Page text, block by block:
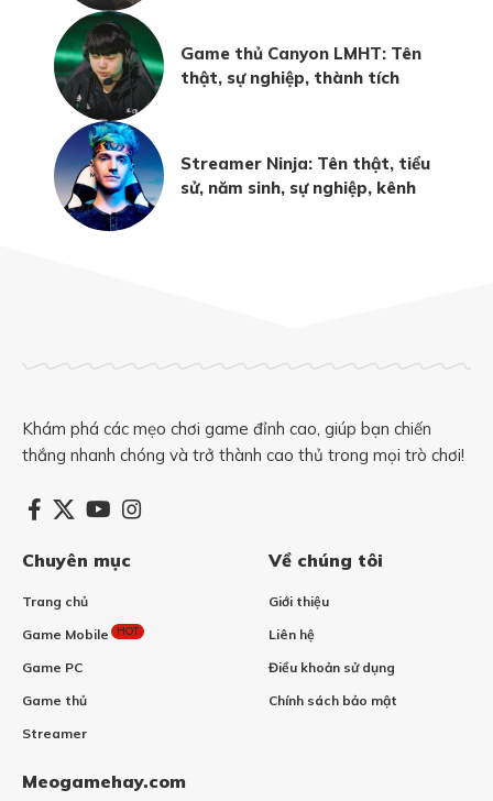
Game thủ Canyon LMHT: Tên
thật, sự nghiệp, thành tích
Streamer Ninja: Tên thật, tiểu
sử, năm sinh, sự nghiệp, kênh
Khám phá các mẹo chơi game đỉnh cao, giúp bạn chiến
thắng nhanh chóng và trở thành cao thủ trong mọi trò chơi!
Chuyên mục
Trang chủ
Game Mobile HOT
Game PC
Game thủ
Streamer
Về chúng tôi
Giới thiệu
Liên hệ
Điều khoản sử dụng
Chính sách bảo mật
Meogamehay.com